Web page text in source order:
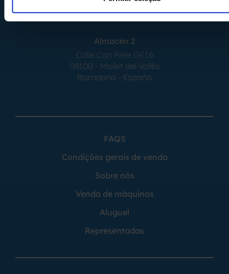
Almacén 2
Calle Can Pere Gil 16
08100 - Mollet del Vallés
Barcelona - España
FAQS
Condições gerais de venda
Sobre nós
Venda de máquinas
Aluguel
Representadas